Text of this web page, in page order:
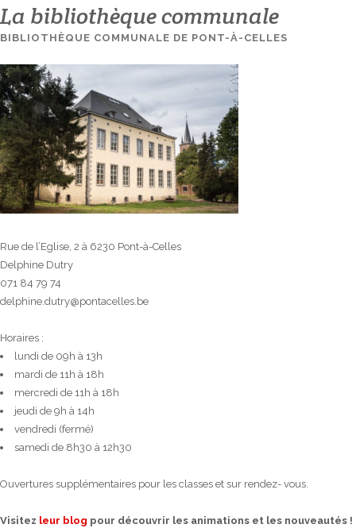
La bibliothèque communale
BIBLIOTHÈQUE COMMUNALE DE PONT-À-CELLES
Rue de l’Eglise, 2 à 6230 Pont-à-Celles
Delphine Dutry
071 84 79 74
delphine.dutry@pontacelles.be
Horaires :
lundi de 09h à 13h
mardi de 11h à 18h
mercredi de 11h à 18h
jeudi de 9h à 14h
vendredi (fermé)
samedi de 8h30 à 12h30
Ouvertures supplémentaires pour les classes et sur rendez- vous.
Visitez leur blog pour découvrir les animations et les nouveautés !